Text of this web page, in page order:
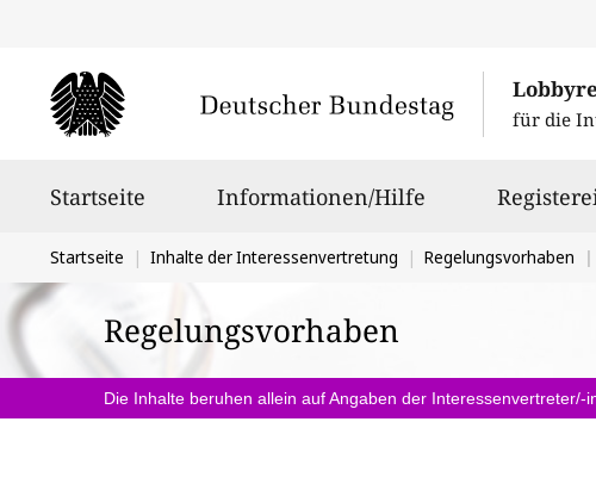
für die
Startseite Informationen/Hilfe
Sie
befinden
sich
hier:
Startseite Inhalte der Interessenvertretung Regelungsvorhaben
Regelungsvorhaben
Die Inhalte beruhen allein auf Angaben der Interessenvertreter/-